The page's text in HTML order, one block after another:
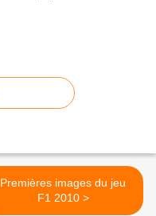
Premières images du jeu
F1 2010 >